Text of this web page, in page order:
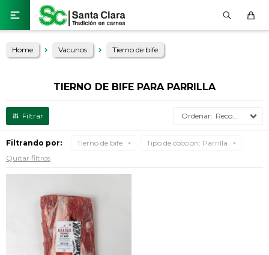

Home Vacunos Tierno de bife
TIERNO DE BIFE PARA PARRILLA
Recomendados
Filtrando por: Tierno de bife Tipo de cocción: Parrilla
Quitar filtros